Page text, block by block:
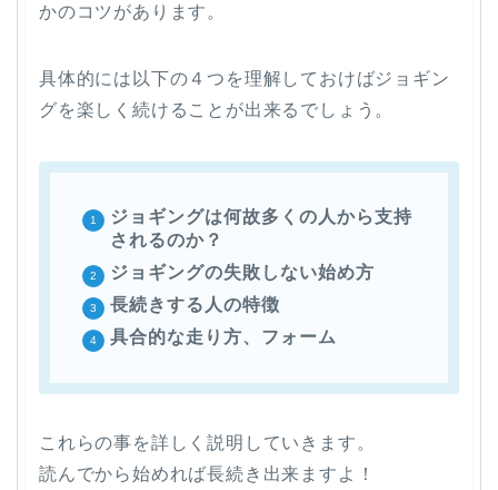
かのコツがあります。
具体的には以下の４つを理解しておけばジョギン
グを楽しく続けることが出来るでしょう。
ジョギングは何故多くの人から支持
されるのか？
ジョギングの失敗しない始め方
長続きする人の特徴
具合的な走り方、フォーム
これらの事を詳しく説明していきます。
読んでから始めれば長続き出来ますよ！